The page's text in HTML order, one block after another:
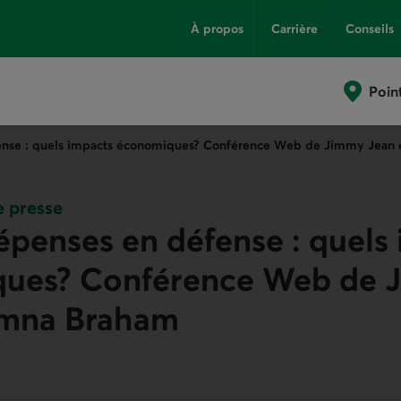
À propos Carrière Conseils
: quels impacts économiques? Conférence Web de Jimmy
presse
en défense :
Conférence Web de
Braham